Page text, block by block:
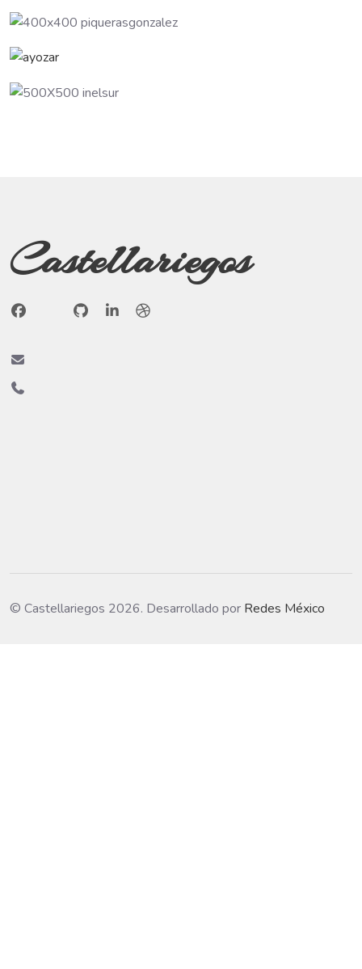
Castellariegos
© Castellariegos 2026. Desarrollado por Redes México